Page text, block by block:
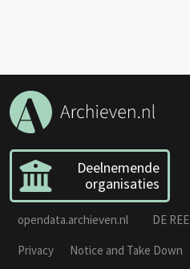
Deelnemende
organisaties
opendata.archieven.nl DE REE
Privacy
Notice and Take Down